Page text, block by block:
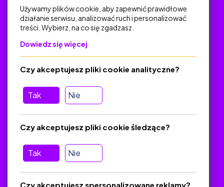
Na skróty
Polityka Prywatności
O platformie
Baza materiałów dydaktycznych
Jak zostać autorem
Używamy plików cookie, aby zapewnić prawidłowe
działanie serwisu, analizować ruch i personalizować
treści. Wybierz, na co się zgadzasz.
Dowiedz się więcej
Tak Nie
Czy akceptujesz pliki cookie analityczne?
Tak Nie
Czy akceptujesz pliki cookie śledzące?
Czy akceptujesz spersonalizowane reklamy?